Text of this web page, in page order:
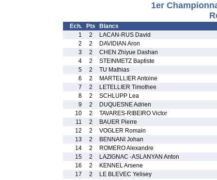
1er
Ech. Pts
Blancs
1
2
LACAN-RUS David
2
2
DAVIDIAN Aron
3
2
CHEN Zhiyue Dashan
4
2
STEINMETZ Baptiste
5
2
TU Mathias
6
2
MARTELLIER Antoine
7
2
LETELLIER Timothee
8
2
SCHLUPP Lea
9
2
DUQUESNE Adrien
10
2
TAVARES-RIBEIRO Victor
11
2
BAUER Pierre
12
2
VOGLER Romain
13
2
BENNANI Johan
14
2
ROMERO Alexandre
15
2
LAZIGNAC -ASLANYAN Anton
16
2
KENNEL Arsene
17
2
LE BLEVEC Yelisey